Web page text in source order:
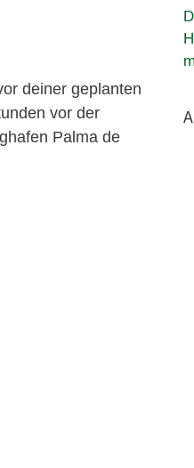
deiner geplanten
vor der
Palma de